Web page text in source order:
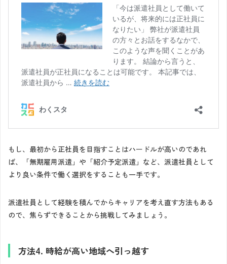
もし、最初から正社員を目指すことはハードルが高いのであれ
ば、「無期雇用派遣」や「紹介予定派遣」など、派遣社員として
より良い条件で働く選択をすることも一手です。
派遣社員として経験を積んでからキャリアを考え直す方法もある
ので、焦らずできることから挑戦してみましょう。
方法4. 時給が高い地域へ引っ越す